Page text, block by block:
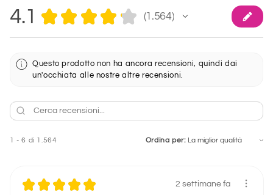
4.1 ★ ★ ★ ★ ★ 1.564
1564
Questo prodotto non ha ancora recensioni, quindi dai
un'occhiata alle nostre altre recensioni.
1 - 6 di 1.564 Ordina per:
★ ★ ★ ★ ★ 2 settimane fa